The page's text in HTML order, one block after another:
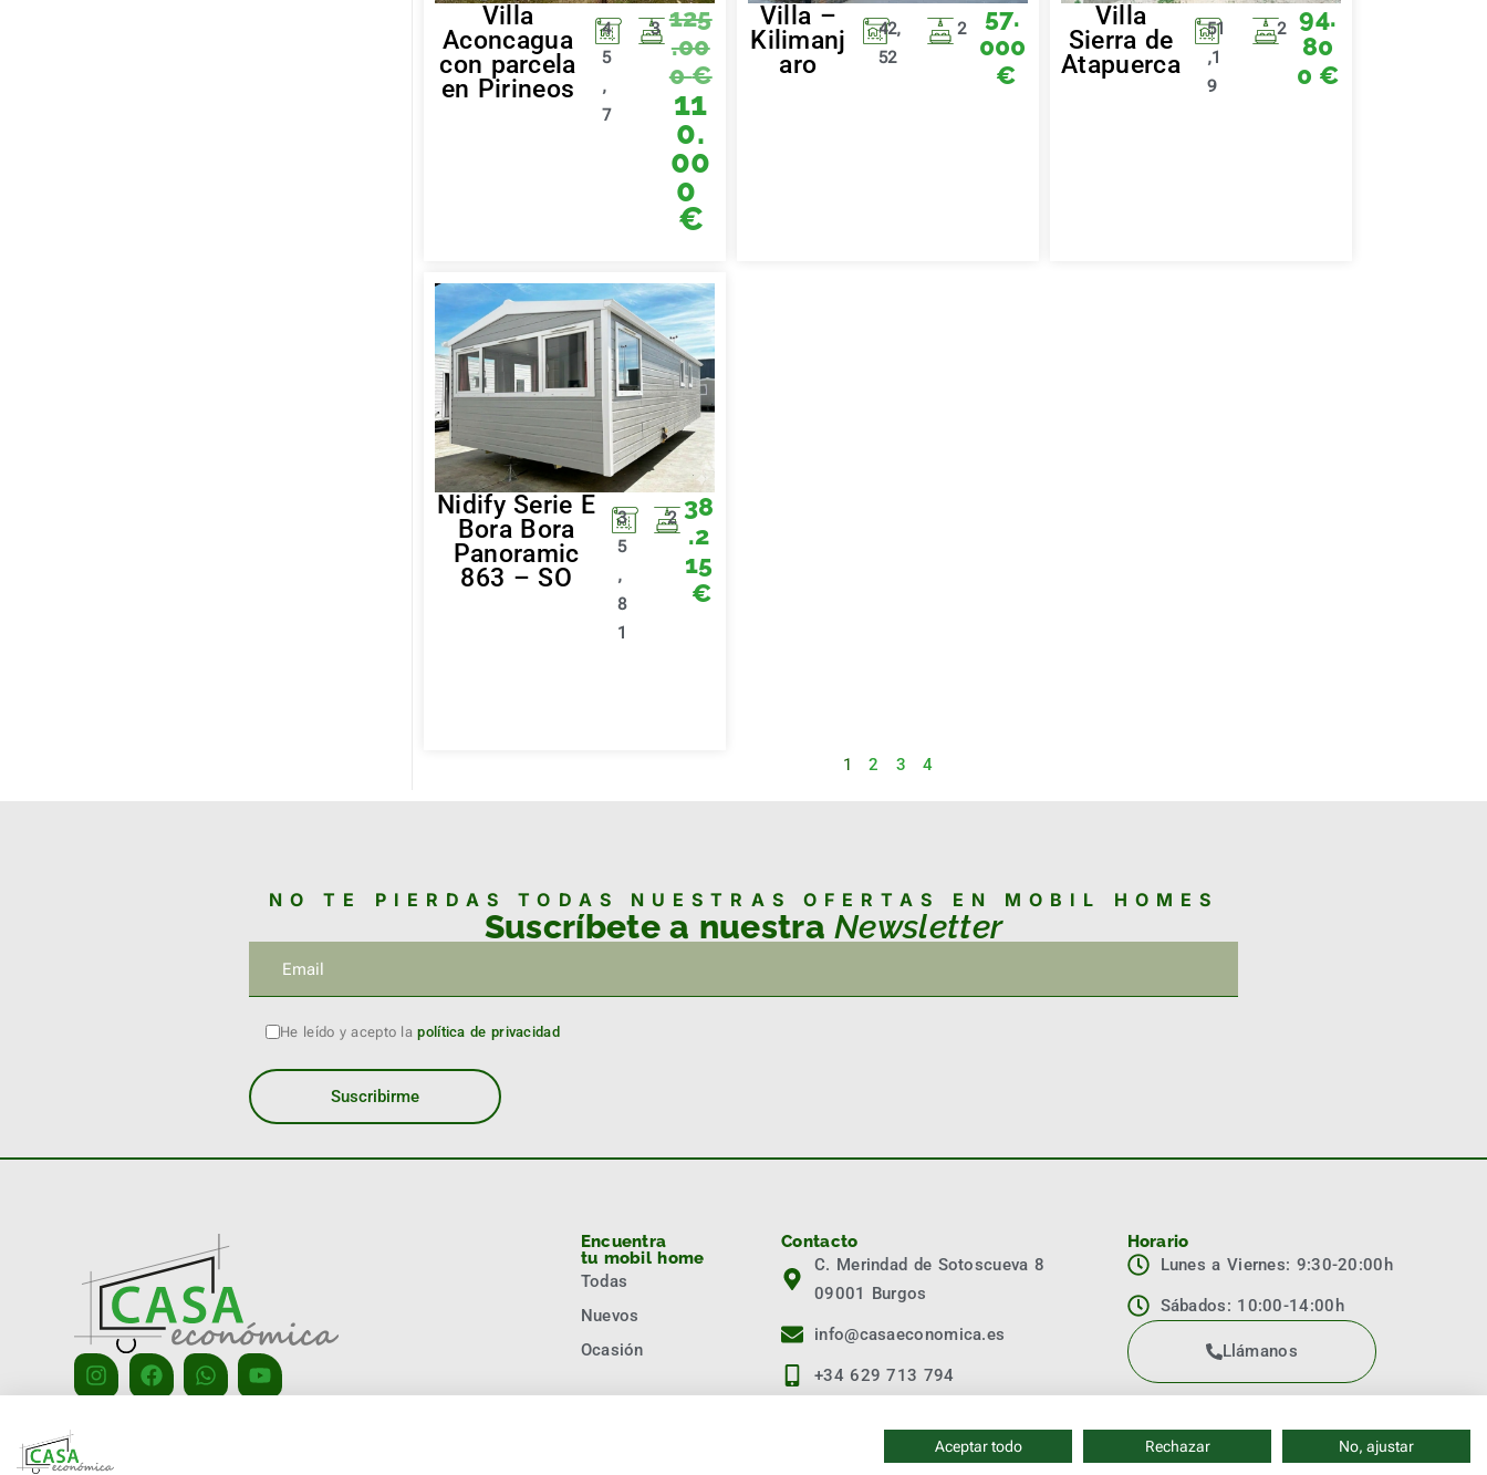
Villa
Aconcagua
con parcela
en Pirineos
4
5
,
7
3 125
.00
0€
11
0.
00
0
€
Villa –
Kilimanj
aro
42,
52
2
57.
000
€
Villa
Sierra de
Atapuerca
51
,1
9
2
94.
80
0 €
Nidify Serie E
Bora Bora
Panoramic
863 – SO
3
5
,
8
1
2 38
.2
15
€
1 2 3 4
NO TE PIERDAS TODAS NUESTRAS OFERTAS EN MOBIL HOMES
Suscríbete a nuestraNewsletter
He leído y acepto lapolítica de privacidad
Encuentra
tu mobil home
Todas
Nuevos
Ocasión
Contacto
C. Merindad de Sotoscueva 8
09001 Burgos
info@casaeconomica.es
+34 629 713 794
Horario
Lunes a Viernes: 9:30-20:00h
Sábados: 10:00-14:00h
Llámanos
Aceptar todo Rechazar No, ajustar